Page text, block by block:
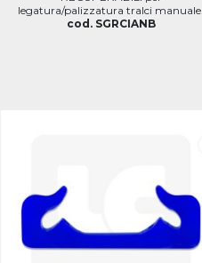
legatura/palizzatura tralci manuale.
cod. SGRCIANB